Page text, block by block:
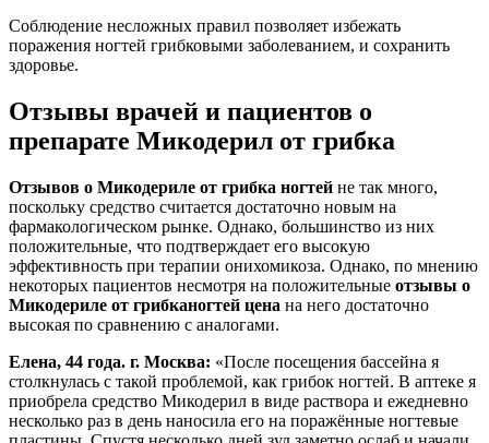
Соблюдение несложных правил позволяет избежать
поражения ногтей грибковыми заболеванием, и сохранить
здоровье.
Отзывы врачей и пациентов о
препарате Микодерил от грибка
Отзывов о Микодериле от грибка ногтей не так много,
поскольку средство считается достаточно новым на
фармакологическом рынке. Однако, большинство из них
положительные, что подтверждает его высокую
эффективность при терапии онихомикоза. Однако, по мнению
некоторых пациентов несмотря на положительные отзывы о
Микодериле от грибканогтей цена на него достаточно
высокая по сравнению с аналогами.
Елена, 44 года. г. Москва: «После посещения бассейна я
столкнулась с такой проблемой, как грибок ногтей. В аптеке я
приобрела средство Микодерил в виде раствора и ежедневно
несколько раз в день наносила его на поражённые ногтевые